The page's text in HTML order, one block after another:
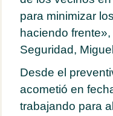
para minimizar
haciendo
Seguridad,
Desde el
acometió en
trabajando para